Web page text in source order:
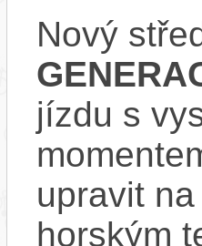
Nový
jízdu s
upravit
horským